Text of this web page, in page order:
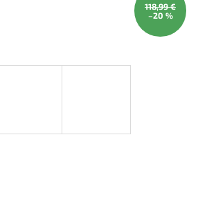
118,99 €
–20 %